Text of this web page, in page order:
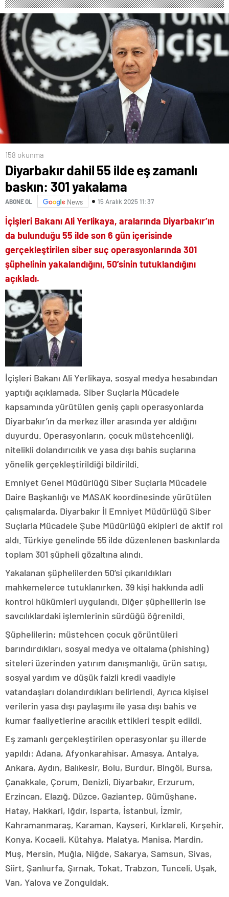
Orgeneral Rafet Dalkıran
158 okunma
Diyarbakır dahil 55 ilde eş zamanlı
baskın: 301 yakalama
ABONE OL News 15 Aralık 2025 11:37
İçişleri Bakanı Ali Yerlikaya, aralarında Diyarbakır’ın
da bulunduğu 55 ilde son 6 gün içerisinde
gerçekleştirilen siber suç operasyonlarında 301
şüphelinin yakalandığını, 50’sinin tutuklandığını
açıkladı.
İçişleri Bakanı Ali Yerlikaya, sosyal medya hesabından
yaptığı açıklamada, Siber Suçlarla Mücadele
kapsamında yürütülen geniş çaplı operasyonlarda
Diyarbakır’ın da merkez iller arasında yer aldığını
duyurdu. Operasyonların, çocuk müstehcenliği,
nitelikli dolandırıcılık ve yasa dışı bahis suçlarına
yönelik gerçekleştirildiği bildirildi.
Emniyet Genel Müdürlüğü Siber Suçlarla Mücadele
Daire Başkanlığı ve MASAK koordinesinde yürütülen
çalışmalarda, Diyarbakır İl Emniyet Müdürlüğü Siber
Suçlarla Mücadele Şube Müdürlüğü ekipleri de aktif rol
aldı. Türkiye genelinde 55 ilde düzenlenen baskınlarda
toplam 301 şüpheli gözaltına alındı.
Yakalanan şüphelilerden 50’si çıkarıldıkları
mahkemelerce tutuklanırken, 39 kişi hakkında adli
kontrol hükümleri uygulandı. Diğer şüphelilerin ise
savcılıklardaki işlemlerinin sürdüğü öğrenildi.
Şüphelilerin; müstehcen çocuk görüntüleri
barındırdıkları, sosyal medya ve oltalama (phishing)
siteleri üzerinden yatırım danışmanlığı, ürün satışı,
sosyal yardım ve düşük faizli kredi vaadiyle
vatandaşları dolandırdıkları belirlendi. Ayrıca kişisel
verilerin yasa dışı paylaşımı ile yasa dışı bahis ve
kumar faaliyetlerine aracılık ettikleri tespit edildi.
Eş zamanlı gerçekleştirilen operasyonlar şu illerde
yapıldı: Adana, Afyonkarahisar, Amasya, Antalya,
Ankara, Aydın, Balıkesir, Bolu, Burdur, Bingöl, Bursa,
Çanakkale, Çorum, Denizli, Diyarbakır, Erzurum,
Erzincan, Elazığ, Düzce, Gaziantep, Gümüşhane,
Hatay, Hakkari, Iğdır, Isparta, İstanbul, İzmir,
Kahramanmaraş, Karaman, Kayseri, Kırklareli, Kırşehir,
Konya, Kocaeli, Kütahya, Malatya, Manisa, Mardin,
Muş, Mersin, Muğla, Niğde, Sakarya, Samsun, Sivas,
Siirt, Şanlıurfa, Şırnak, Tokat, Trabzon, Tunceli, Uşak,
Van, Yalova ve Zonguldak.